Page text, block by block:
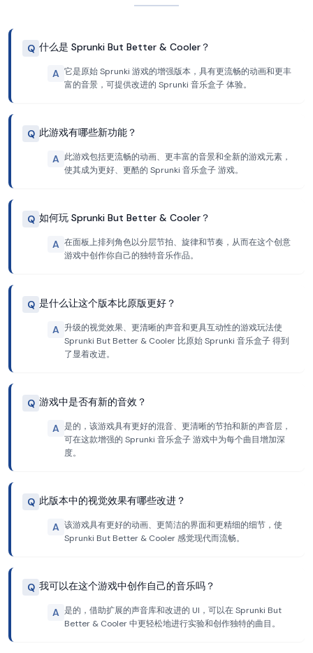
Q 什么是 Sprunki But Better & Cooler？
A 它是原始 Sprunki 游戏的增强版本，具有更流畅的动画和更丰
富的音景，可提供改进的 Sprunki 音乐盒子 体验。
Q 此游戏有哪些新功能？
A 此游戏包括更流畅的动画、更丰富的音景和全新的游戏元素，
使其成为更好、更酷的 Sprunki 音乐盒子 游戏。
Q 如何玩 Sprunki But Better & Cooler？
A 在面板上排列角色以分层节拍、旋律和节奏，从而在这个创意
游戏中创作你自己的独特音乐作品。
Q 是什么让这个版本比原版更好？
A 升级的视觉效果、更清晰的声音和更具互动性的游戏玩法使
Sprunki But Better & Cooler 比原始 Sprunki 音乐盒子 得到
了显着改进。
Q 游戏中是否有新的音效？
A 是的，该游戏具有更好的混音、更清晰的节拍和新的声音层，
可在这款增强的 Sprunki 音乐盒子 游戏中为每个曲目增加深
度。
Q 此版本中的视觉效果有哪些改进？
A 该游戏具有更好的动画、更简洁的界面和更精细的细节，使
Sprunki But Better & Cooler 感觉现代而流畅。
Q 我可以在这个游戏中创作自己的音乐吗？
A 是的，借助扩展的声音库和改进的 UI，可以在 Sprunki But
Better & Cooler 中更轻松地进行实验和创作独特的曲目。